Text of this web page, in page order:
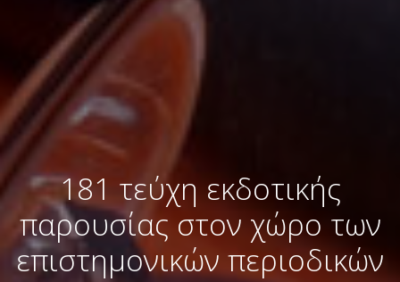
181 τεύχη εκδοτικής
παρουσίας στον χώρο των
επιστημονικών περιοδικών